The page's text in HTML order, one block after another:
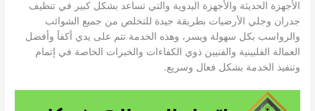
الأجهزة الحديثة والأجهزة اليدوية والتي تساعد بشكل كبير في تنظيف
جدران وجلي الأرضيات بطريقة جيدة للتخلص من جميع الشوائب
والرواسب بكل سهولة ويسر، وهذه الخدمة تتم على يدي أكفأ وأفضل
العمالة الفلبينية والفنيين ذوي الكفاءات والخبرات الخاصة في إتمام
وتنفيذ الخدمة بشكل فعال وسريع.